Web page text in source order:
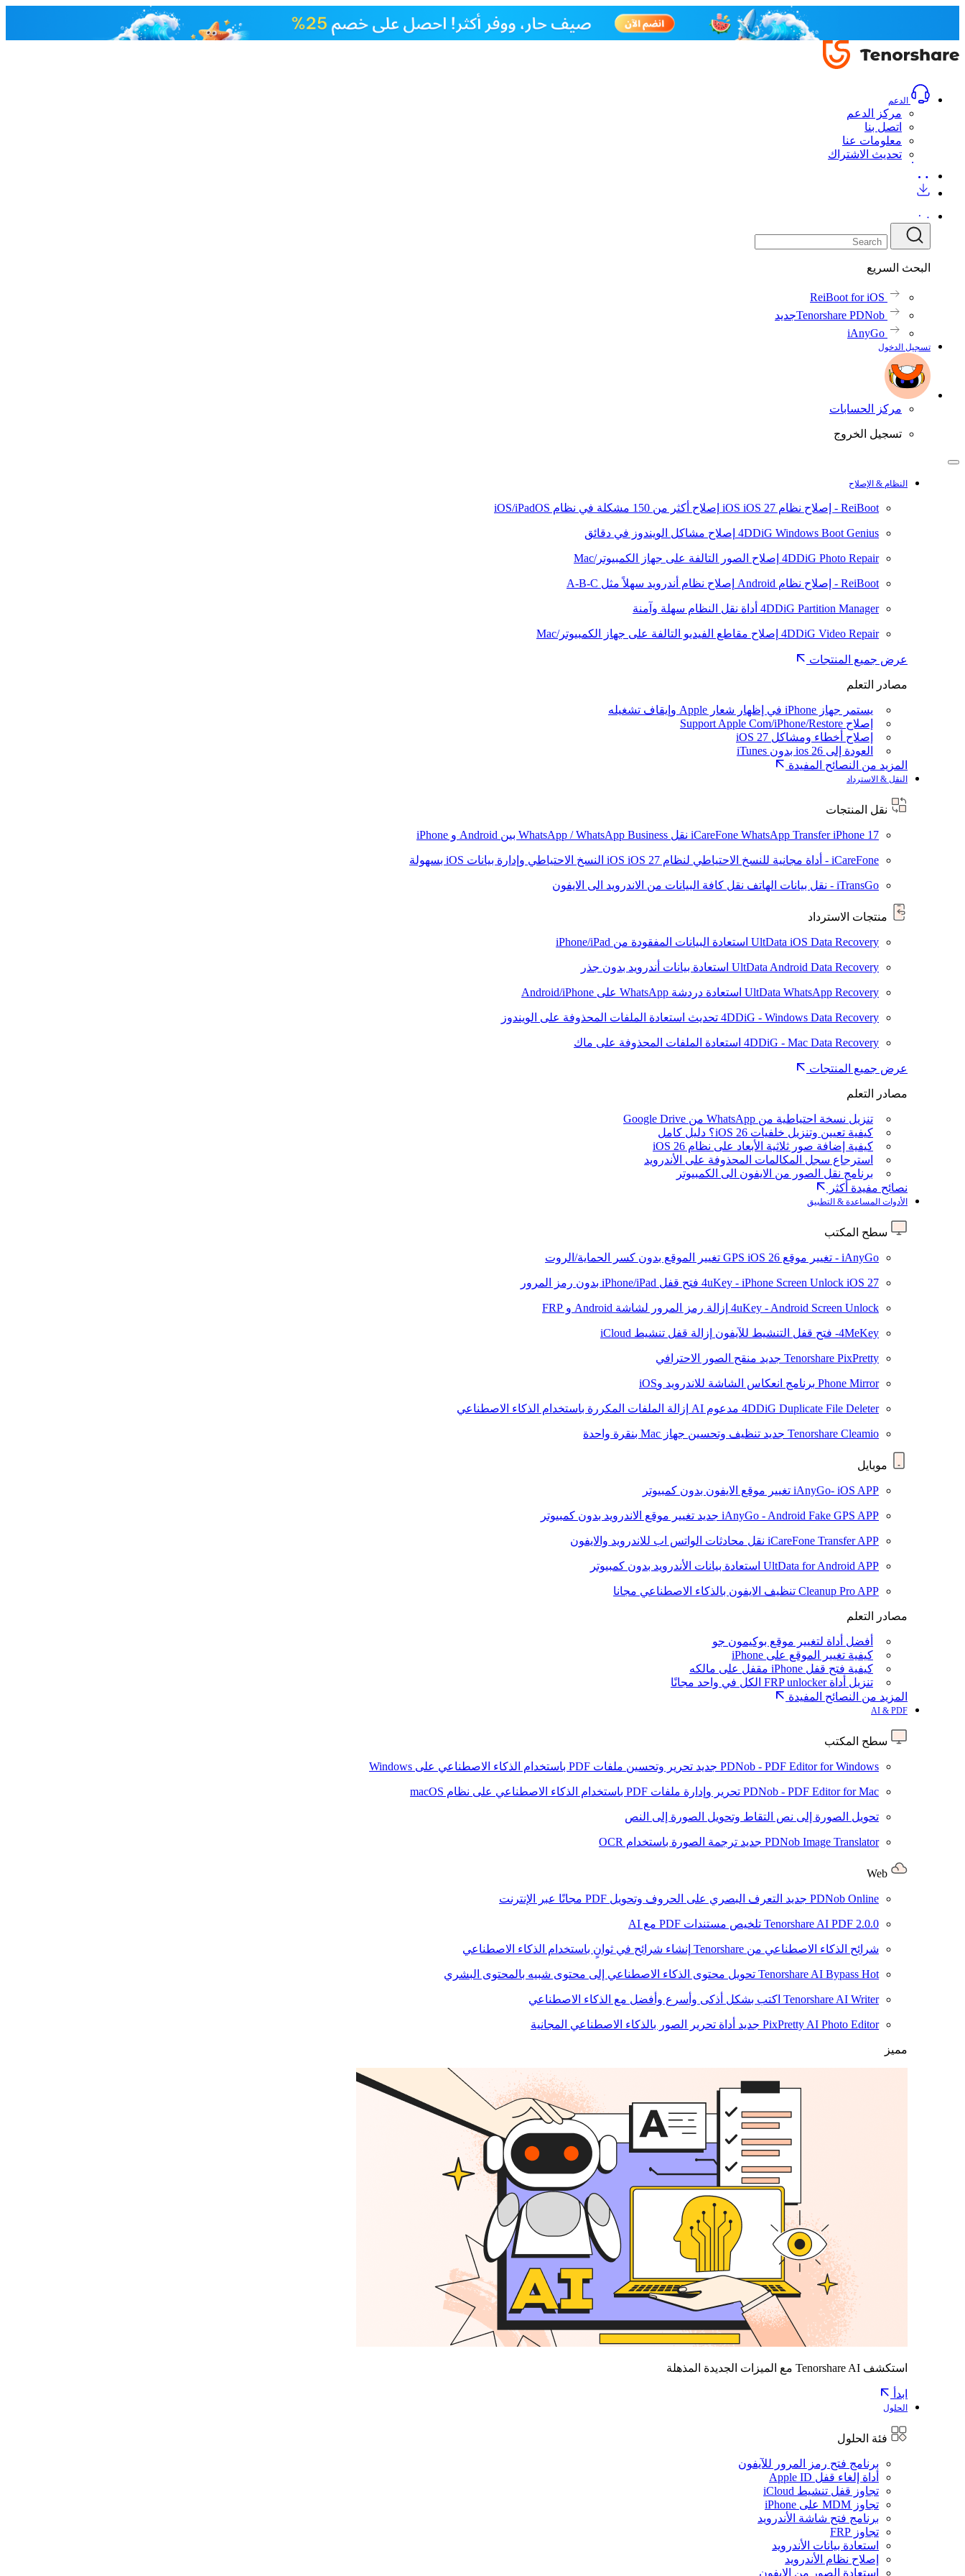
الدعم
مركز الدعم
اتصل بنا
معلومات عنا
تحديث الاشتراك
البحث السريع
ReiBoot for iOS
Tenorshare PDNobجديد
iAnyGo
تسجيل الدخول
مركز الحسابات
تسجيل الخروج
النظام & الإصلاح
ReiBoot - إصلاح نظام iOS iOS 27 إصلاح أكثر من 150 مشكلة في نظام iOS/iPadOS
4DDiG Windows Boot Genius إصلاح مشاكل الويندوز في دقائق
4DDiG Photo Repair إصلاح الصور التالفة على جهاز الكمبيوتر/Mac
ReiBoot - إصلاح نظام Android إصلاح نظام أندرويد سهلاً مثل A-B-C
4DDiG Partition Manager أداة نقل النظام سهلة وآمنة
4DDiG Video Repair إصلاح مقاطع الفيديو التالفة على جهاز الكمبيوتر/Mac
عرض جميع المنتجات
مصادر التعلم
يستمر جهاز iPhone في إظهار شعار Apple وإيقاف تشغيله
إصلاح Support Apple Com/iPhone/Restore
إصلاح أخطاء ومشاكل iOS 27
العودة إلى ios 26 بدون iTunes
المزيد من النصائح المفيدة
النقل & الاسترداد
نقل المنتجات
iCareFone WhatsApp TransferiPhone 17 نقل WhatsApp / WhatsApp Business بين Android و iPhone
iCareFone - أداة مجانية للنسخ الاحتياطي لنظام iOS iOS 27 النسخ الاحتياطي وإدارة بيانات iOS بسهولة
iTransGo - نقل بيانات الهاتف نقل كافة البيانات من الاندرويد الى الايفون
منتجات الاسترداد
UltData iOS Data Recovery استعادة البيانات المفقودة من iPhone/iPad
UltData Android Data Recovery استعادة بيانات أندرويد بدون جذر
UltData WhatsApp Recovery استعادة دردشة WhatsApp على Android/iPhone
4DDiG - Windows Data Recovery تحديث استعادة الملفات المحذوفة على الويندوز
4DDiG - Mac Data Recovery استعادة الملفات المحذوفة على ماك
عرض جميع المنتجات
مصادر التعلم
تنزيل نسخة احتياطية من WhatsApp من Google Drive
كيفية تعيين وتنزيل خلفيات iOS 26؟ دليل كامل
كيفية إضافة صور ثلاثية الأبعاد على نظام iOS 26
استرجاع سجل المكالمات المحذوفة على الأندرويد
برنامج نقل الصور من الايفون الى الكمبيوتر
نصائح مفيدة أكثر
الأدوات المساعدة & التطبيق
سطح المكتب
iAnyGo - تغيير موقع GPS iOS 26 تغيير الموقع بدون كسر الحماية/الروت
4uKey - iPhone Screen Unlock iOS 27 فتح قفل iPhone/iPad بدون رمز المرور
4uKey - Android Screen Unlock إزالة رمز المرور لشاشة Android و FRP
4MeKey- فتح قفل التنشيط للآيفون إزالة قفل تنشيط iCloud
Tenorshare PixPretty جديد منقح الصور الاحترافي
Phone Mirror برنامج انعكاس الشاشة للاندرويد وiOS
4DDiG Duplicate File Deleter مدعوم AI إزالة الملفات المكررة باستخدام الذكاء الاصطناعي
Tenorshare Cleamio جديد تنظيف وتحسين جهاز Mac بنقرة واحدة
موبايل
iAnyGo- iOS APP تغيير موقع الايفون بدون كمبيوتر
iAnyGo - Android Fake GPS APP جديد تغيير موقع الاندرويد بدون كمبيوتر
iCareFone Transfer APP نقل محادثات الواتس اب للاندرويد والايفون
UltData for Android APP استعادة بيانات الأندرويد بدون كمبيوتر
Cleanup Pro APP تنظيف الايفون بالذكاء الاصطناعي مجانا
مصادر التعلم
أفضل أداة لتغيير موقع بوكيمون جو
كيفية تغيير الموقع على iPhone
كيفية فتح قفل iPhone مقفل على مالكه
تنزيل أداة FRP unlocker الكل في واحد مجانًا
المزيد من النصائح المفيدة
AI & PDF
سطح المكتب
PDNob - PDF Editor for Windows جديد تحرير وتحسين ملفات PDF باستخدام الذكاء الاصطناعي على Windows
PDNob - PDF Editor for Mac تحرير وإدارة ملفات PDF باستخدام الذكاء الاصطناعي على نظام macOS
تحويل الصورة إلى نص التقاط وتحويل الصورة إلى النص
PDNob Image Translator جديد ترجمة الصورة باستخدام OCR
PDNob Online جديد التعرف البصري على الحروف وتحويل PDF مجانًا عبر الإنترنت
Tenorshare AI PDF 2.0.0 تلخيص مستندات PDF مع AI
شرائح الذكاء الاصطناعي من Tenorshare إنشاء شرائح في ثوانٍ باستخدام الذكاء الاصطناعي
Tenorshare AI Bypass Hot تحويل محتوى الذكاء الاصطناعي إلى محتوى شبيه بالمحتوى البشري
Tenorshare AI Writer اكتب بشكل أذكى وأسرع وأفضل مع الذكاء الاصطناعي
PixPretty AI Photo Editor جديد أداة تحرير الصور بالذكاء الاصطناعي المجانية
مميز
استكشف Tenorshare AI مع الميزات الجديدة المذهلة
ابدأ
الحلول
فئة الحلول
برنامج فتح رمز المرور للآيفون
أداة إلغاء قفل Apple ID
تجاوز قفل تنشيط iCloud
تجاوز MDM على iPhone
برنامج فتح شاشة الأندرويد
تجاوز FRP
استعادة بيانات الأندرويد
إصلاح نظام الأندرويد
استعادة الصور من الايفون